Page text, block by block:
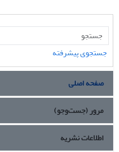
جستجوی پیشرفته
صفحه اصلی
مرور (جست‌وجو)
اطلاعات نشریه